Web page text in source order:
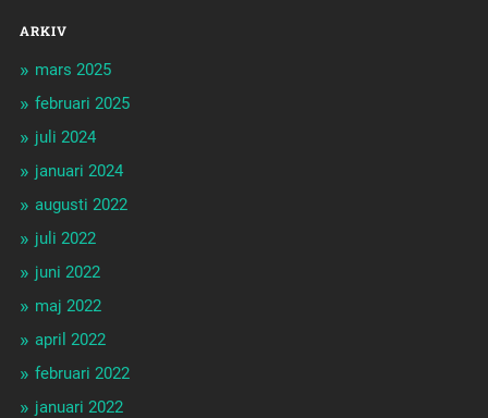
ARKIV
mars 2025
februari 2025
juli 2024
januari 2024
augusti 2022
juli 2022
juni 2022
maj 2022
april 2022
februari 2022
januari 2022